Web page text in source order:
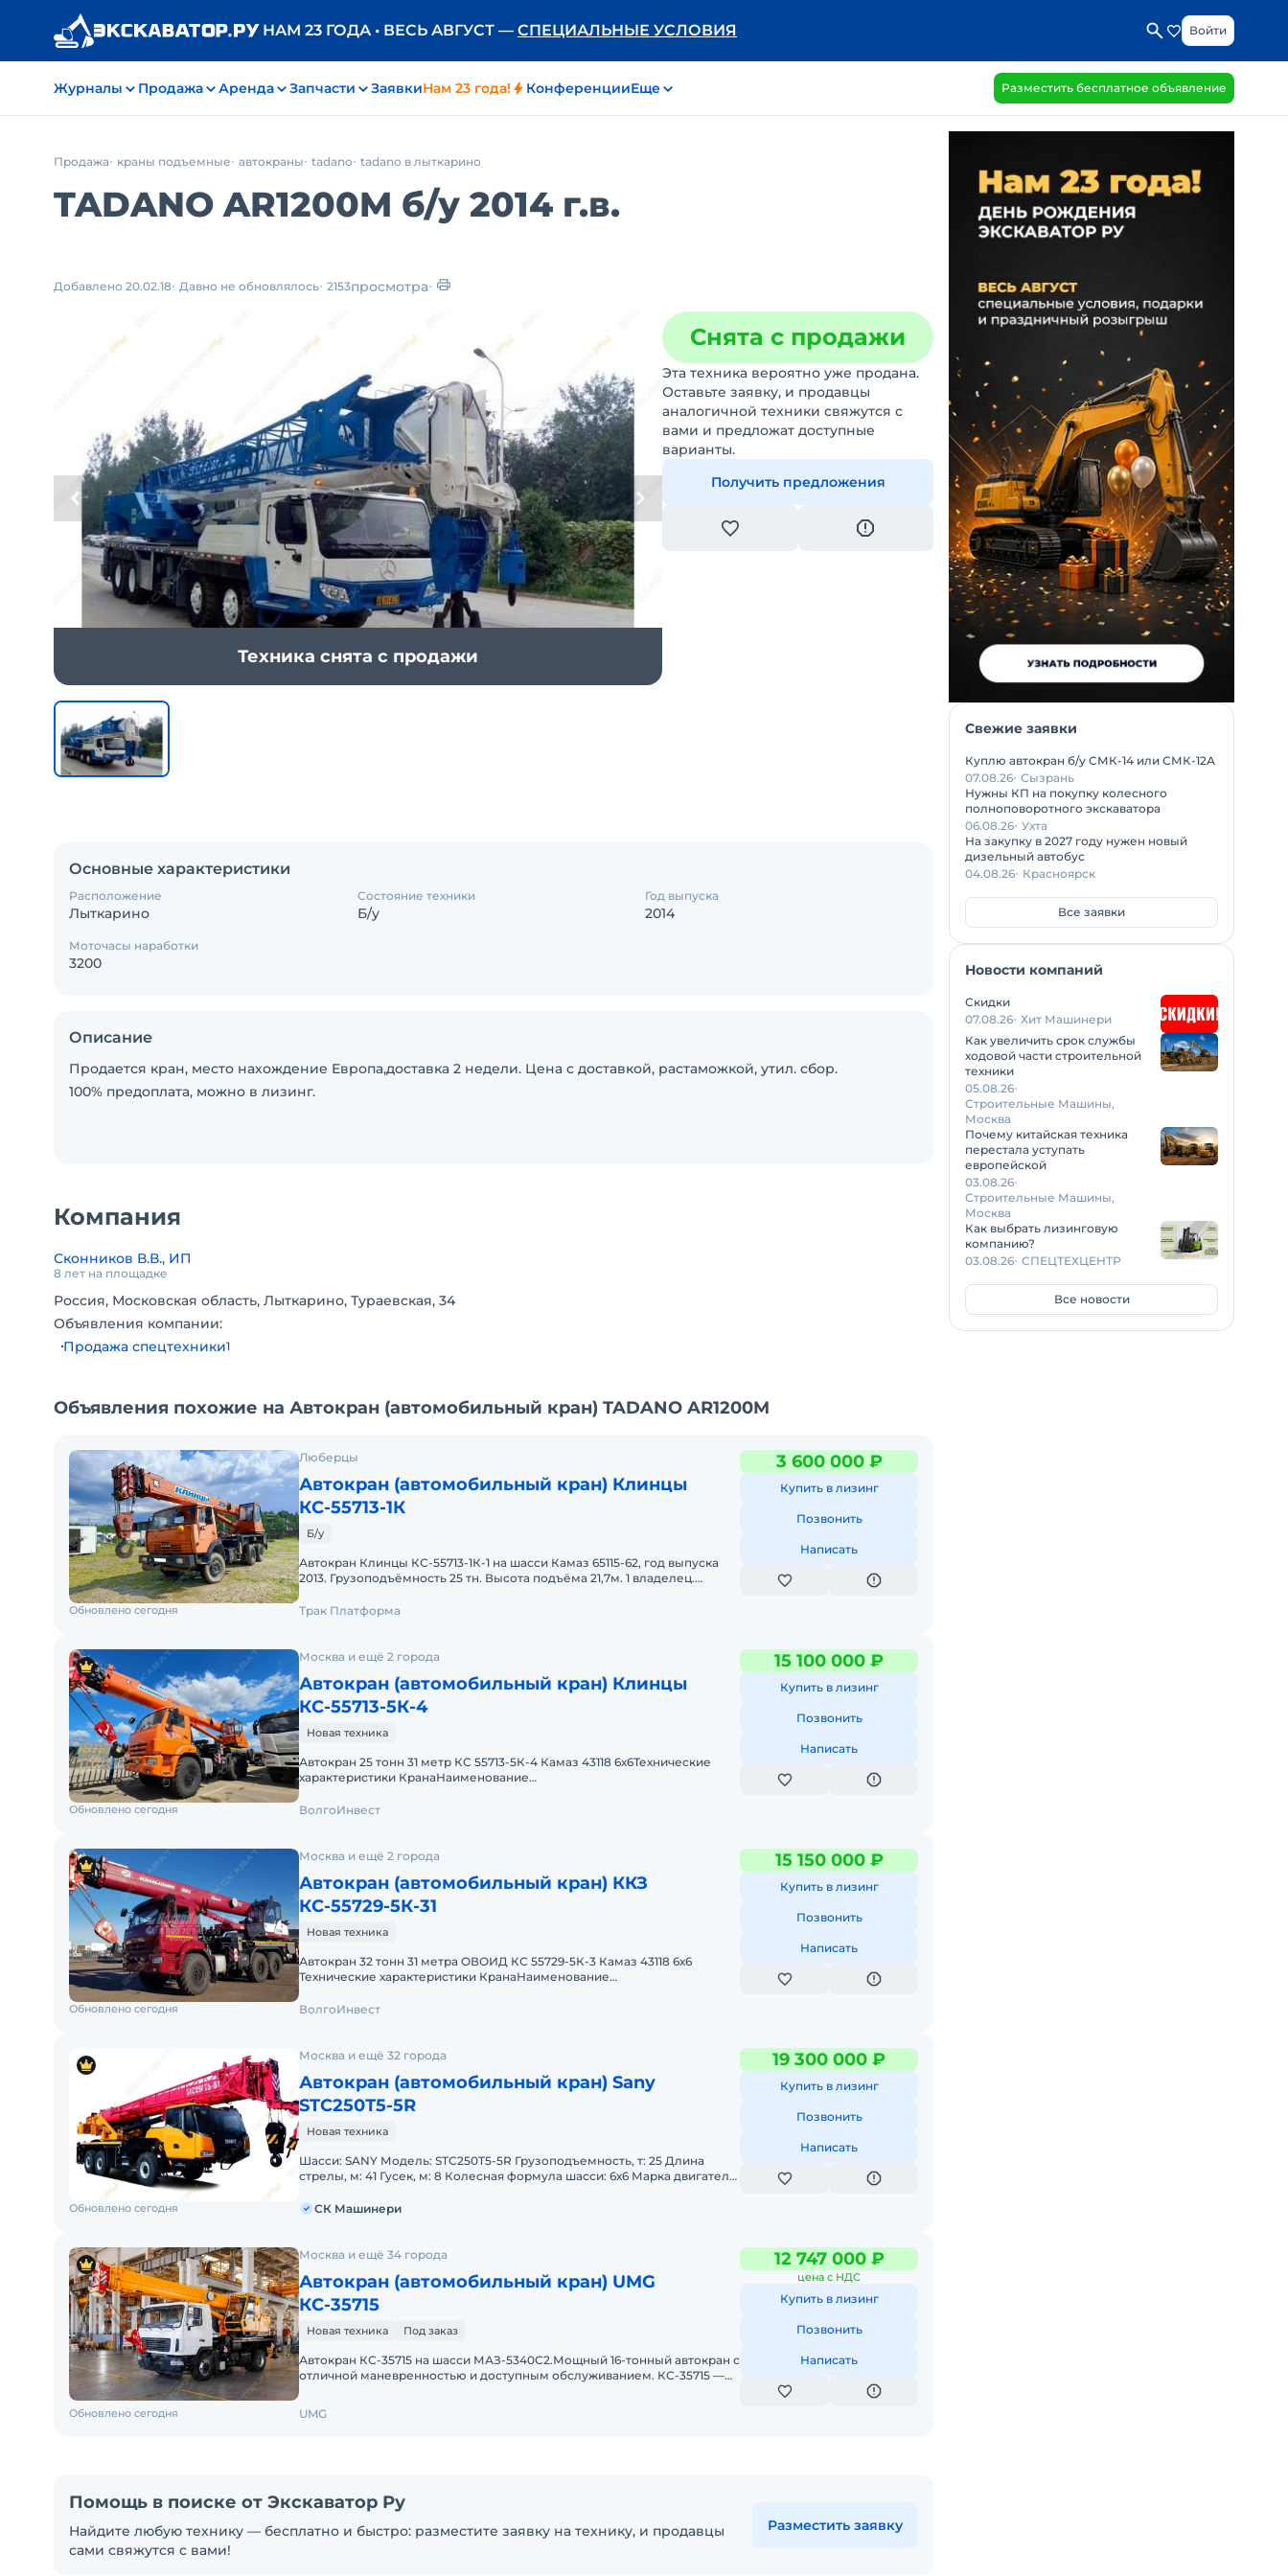
НАМ 23 ГОДА • ВЕСЬ АВГУСТ — СПЕЦИАЛЬНЫЕ УСЛОВИЯ Войти
Журналы Продажа Аренда Запчасти ЗаявкиНам 23 года! КонференцииЕще Разместить бесплатное объявление
Продажа краны подъемные автокраны tadano tadano в лыткарино
TADANO AR1200M б/у 2014 г.в.
Добавлено 20.02.18 Давно не обновлялось 2153просмотра
Техника снята с продажи
Снята с продажи
Эта техника вероятно уже продана.
Оставьте заявку, и продавцы
аналогичной техники свяжутся с
вами и предложат доступные
варианты.
Получить предложения
Основные характеристики
Расположение
Лыткарино
Состояние техники
Б/у
Год выпуска
2014
Моточасы наработки
3200
Описание
Продается кран, место нахождение Европа,доставка 2 недели. Цена с доставкой, растаможкой, утил. сбор.
100% предоплата, можно в лизинг.
Компания
Сконников В.В., ИП
8 лет на площадке
Россия, Московская область, Лыткарино, Тураевская, 34
Объявления компании:
Продажа спецтехники1
Объявления похожие на Автокран (автомобильный кран) TADANO AR1200M
Люберцы
Автокран (автомобильный кран) Клинцы
КС-55713-1К
Б/у
Автокран Клинцы КС-55713-1К-1 на шасси Камаз 65115-62, год выпуска
2013. Грузоподъёмность 25 тн. Высота подъёма 21,7м. 1 владелец.
3 600 000 ₽
Купить в лизинг
Позвонить
Написать
Обновлено сегодня Трак Платформа
Москва и ещё 2 города
Автокран (автомобильный кран) Клинцы
КС-55713-5К-4
Новая техника
Автокран 25 тонн 31 метр КС 55713-5К-4 Камаз 43118 6х6Технические
характеристики КранаНаименование
15 100 000 ₽
Купить в лизинг
Позвонить
Написать
Обновлено сегодня ВолгоИнвест
Москва и ещё 2 города
Автокран (автомобильный кран) ККЗ
КС-55729-5К-31
Новая техника
Автокран 32 тонн 31 метра ОВОИД КС 55729-5К-3 Камаз 43118 6х6
Технические характеристики КранаНаименование
15 150 000 ₽
Купить в лизинг
Позвонить
Написать
Обновлено сегодня ВолгоИнвест
Москва и ещё 32 города
Автокран (автомобильный кран) Sany
STC250Т5-5R
Новая техника
Шасси: SANY Модель: STC250T5-5R Грузоподъемность, т: 25 Длина
стрелы, м: 41 Гусек, м: 8 Колесная формула шасси: 6х6 Марка двигателя:
19 300 000 ₽
Купить в лизинг
Позвонить
Написать
Обновлено сегодня СК Машинери
Москва и ещё 34 города
Автокран (автомобильный кран) UMG
КС-35715
Новая техника Под заказ
Автокран КС-35715 на шасси МАЗ-5340С2.Мощный 16-тонный автокран с
отличной маневренностью и доступным обслуживанием. КС-35715 —
12 747 000 ₽
цена с НДС
Купить в лизинг
Позвонить
Написать
Обновлено сегодня UMG
Помощь в поиске от Экскаватор Ру
Найдите любую технику — бесплатно и быстро: разместите заявку на технику, и продавцы
сами свяжутся с вами!
Разместить заявку
Свежие заявки
Куплю автокран б/у СМК-14 или СМК-12А
07.08.26 Сызрань
Нужны КП на покупку колесного
полноповоротного экскаватора
06.08.26 Ухта
На закупку в 2027 году нужен новый
дизельный автобус
04.08.26 Красноярск
Все заявки
Новости компаний
Скидки
07.08.26 Хит Машинери
Как увеличить срок службы
ходовой части строительной
техники
05.08.26
Строительные Машины,
Москва
Почему китайская техника
перестала уступать
европейской
03.08.26
Строительные Машины,
Москва
Как выбрать лизинговую
компанию?
03.08.26 СПЕЦТЕХЦЕНТР
Все новости